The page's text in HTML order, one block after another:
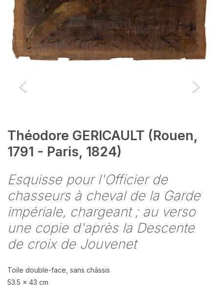
Théodore GERICAULT (Rouen,
1791 - Paris, 1824)
Esquisse pour l'Officier de
chasseurs à cheval de la Garde
impériale, chargeant ; au verso
une copie d'après la Descente
de croix de Jouvenet
Toile double-face, sans châssis
53.5 x 43 cm